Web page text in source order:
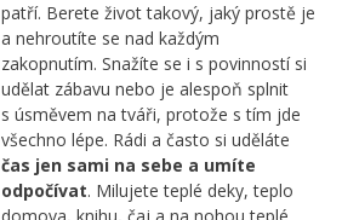
patří. Berete život takový, jaký prostě je
a nehroutíte se nad každým
zakopnutím. Snažíte se i s povinností si
udělat zábavu nebo je alespoň splnit
s úsměvem na tváři, protože s tím jde
všechno lépe. Rádi a často si uděláte
čas jen sami na sebe a umíte
odpočívat. Milujete teplé deky, teplo